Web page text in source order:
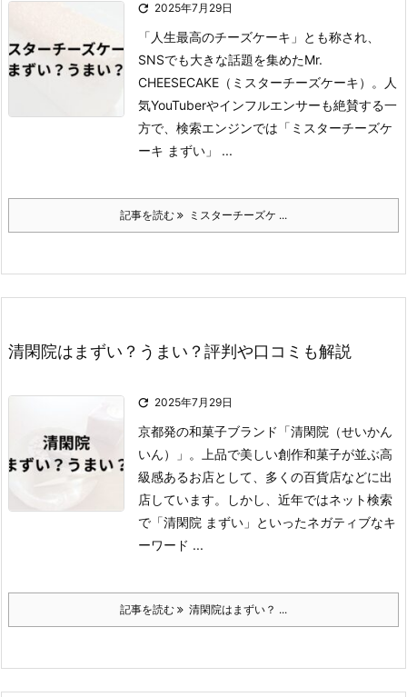
 2025年7月29日
「人生最高のチーズケーキ」とも称され、
SNSでも大きな話題を集めたMr.
CHEESECAKE（ミスターチーズケーキ）。
人
気YouTuberやインフルエンサーも絶賛する一
方で、検索エンジンでは「ミスターチーズケ
ーキ まずい」 ...
記事を読む ミスターチーズケ ...
清閑院はまずい？うまい？評判や口コミも解説
 2025年7月29日
京都発の和菓子ブランド「清閑院（せいかん
いん）」。
上品で美しい創作和菓子が並ぶ高
級感あるお店として、多くの百貨店などに出
店しています。
しかし、近年ではネット検索
で「清閑院 まずい」といったネガティブなキ
ーワード ...
記事を読む 清閑院はまずい？ ...